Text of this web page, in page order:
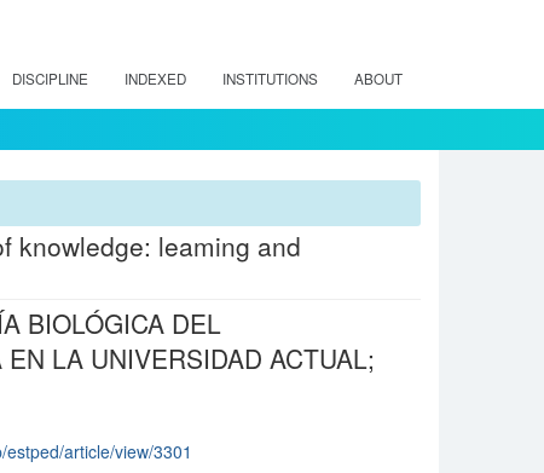
DISCIPLINE INDEXED INSTITUTIONS ABOUT
knowledge: leaming and
BIOLÓGICA DEL
LA UNIVERSIDAD ACTUAL;
article/view/3301